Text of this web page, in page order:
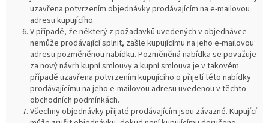
uzavřena potvrzením objednávky prodávajícím na e-mailovou
adresu kupujícího.
V případě, že některý z požadavků uvedených v objednávce
nemůže prodávající splnit, zašle kupujícímu na jeho e-mailovou
adresu pozměněnou nabídku. Pozměněná nabídka se považuje
za nový návrh kupní smlouvy a kupní smlouva je v takovém
případě uzavřena potvrzením kupujícího o přijetí této nabídky
prodávajícímu na jeho e-mailovou adresu uvedenou v těchto
obchodních podmínkách.
Všechny objednávky přijaté prodávajícím jsou závazné. Kupující